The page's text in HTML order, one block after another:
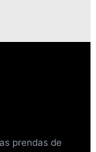
prendas de